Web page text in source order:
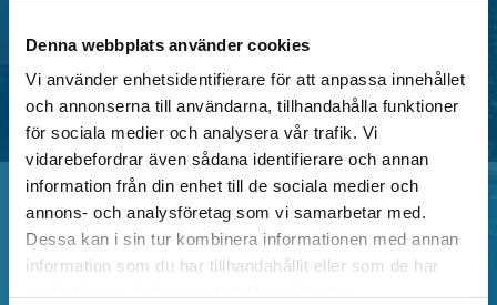
Denna webbplats använder cookies
Vi använder enhetsidentifierare för att anpassa innehållet
och annonserna till användarna, tillhandahålla funktioner
för sociala medier och analysera vår trafik. Vi
vidarebefordrar även sådana identifierare och annan
information från din enhet till de sociala medier och
annons- och analysföretag som vi samarbetar med.
Dessa kan i sin tur kombinera informationen med annan
information som du har tillhandahållit eller som de har
SE OMRÅDEN MED P-TILLSTÅND
Vanliga frågor